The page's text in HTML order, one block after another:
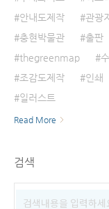
안내도제작
관광
충현박물관
출판
thegreenmap
조감도제작
인쇄
일러스트
Read More
검색